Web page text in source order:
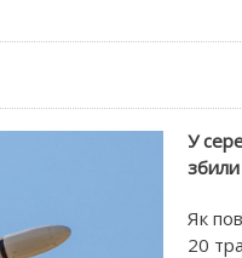
У
Як
20